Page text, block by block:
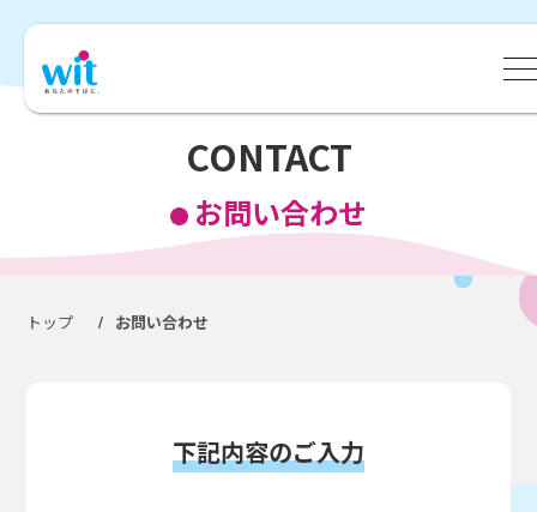
CONTACT
お問い合わせ
トップ / お問い合わせ
下記内容のご入力